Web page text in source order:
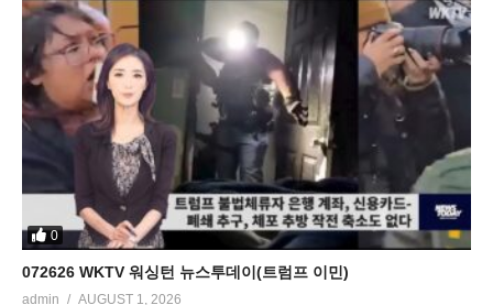
0
072626 WKTV 워싱턴 뉴스투데이(트럼프 이민)
admin AUGUST 1, 2026